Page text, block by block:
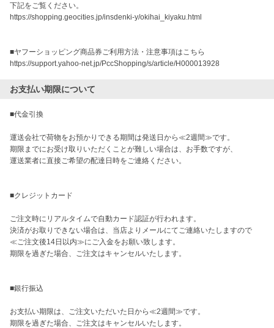
下記をご覧ください。
https://shopping.geocities.jp/insdenki-y/okihai_kiyaku.html
■ヤフーショッピング商品券ご利用方法・注意事項はこちら
https://support.yahoo-net.jp/PccShopping/s/article/H000013928
お支払い期限について
■代金引換
運送会社で荷物をお預かりできる期間は発送日から≪2週間≫です。
期限までにお受け取りいただくことが難しい場合は、お手数ですが、
運送業者に直接ご希望の配達日時をご連絡ください。
■クレジットカード
ご注文時にリアルタイムで自動カード認証が行われます。
決済がお取りできない場合は、当店よりメールにてご連絡いたしますので
≪ご注文後14日以内≫にご入金をお願い致します。
期限を過ぎた場合、ご注文はキャンセルいたします。
■銀行振込
お支払い期限は、ご注文いただいた日から≪2週間≫です。
期限を過ぎた場合、ご注文はキャンセルいたします。